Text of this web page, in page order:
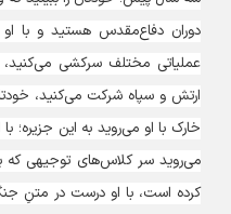
دوران دفاع‌مقدس هستید و با او
عملیاتی مختلف سرکشی می‌کنید،
ارتش و سپاه شرکت می‌کنید،
خارک با او می‌روید به این جزیره؛ با
می‌روید سر کلاس‌های توجیهی که
کرده است، با او درست در متنِ